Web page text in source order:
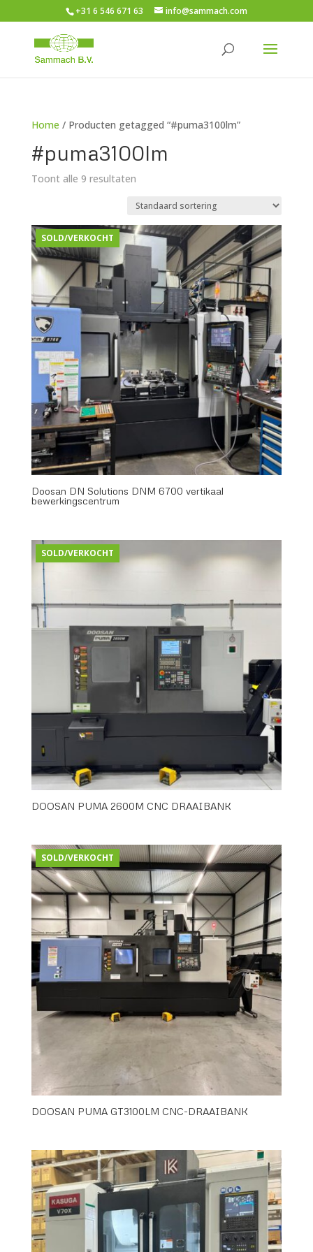
+31 6 546 671 63 info@sammach.com
Home / Producten getagged “#puma3100lm”
#puma3100lm
Toont alle 9 resultaten
SOLD/VERKOCHT
Doosan DN Solutions DNM 6700 vertikaal
bewerkingscentrum
SOLD/VERKOCHT
DOOSAN PUMA 2600M CNC DRAAIBANK
SOLD/VERKOCHT
DOOSAN PUMA GT3100LM CNC-DRAAIBANK